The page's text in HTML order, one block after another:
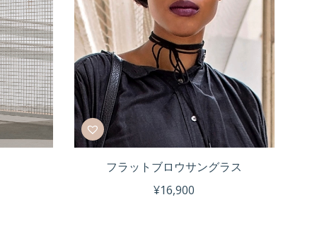
フラットブロウサングラス
¥16,900